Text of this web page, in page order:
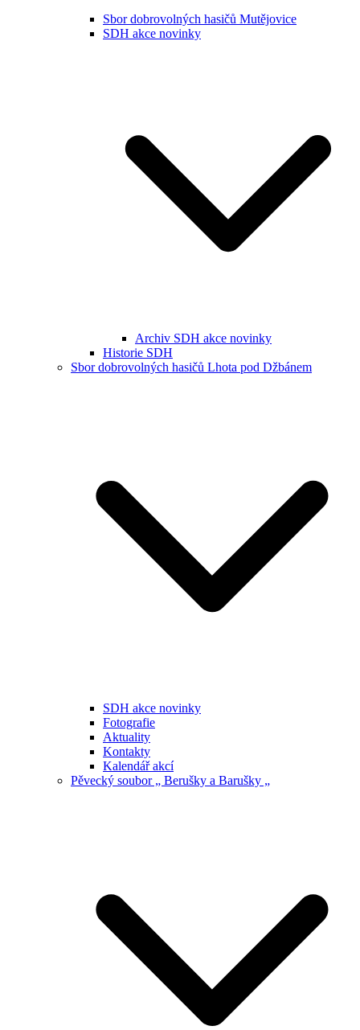
Sbor dobrovolných hasičů Mutějovice
SDH akce novinky
Archiv SDH akce novinky
Historie SDH
Sbor dobrovolných hasičů Lhota pod Džbánem
SDH akce novinky
Fotografie
Aktuality
Kontakty
Kalendář akcí
Pěvecký soubor „ Berušky a Barušky „